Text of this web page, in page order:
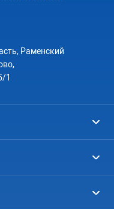
Раменский
1